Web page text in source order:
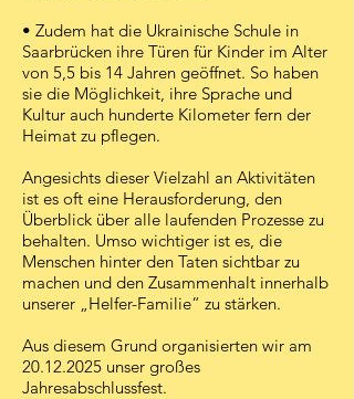
• Zudem hat die Ukrainische Schule in
Saarbrücken ihre Türen für Kinder im Alter
von 5,5 bis 14 Jahren geöffnet. So haben
sie die Möglichkeit, ihre Sprache und
Kultur auch hunderte Kilometer fern der
Heimat zu pflegen.
Angesichts dieser Vielzahl an Aktivitäten
ist es oft eine Herausforderung, den
Überblick über alle laufenden Prozesse zu
behalten. Umso wichtiger ist es, die
Menschen hinter den Taten sichtbar zu
machen und den Zusammenhalt innerhalb
unserer „Helfer-Familie“ zu stärken.
Aus diesem Grund organisierten wir am
20.12.2025 unser großes
Jahresabschlussfest.